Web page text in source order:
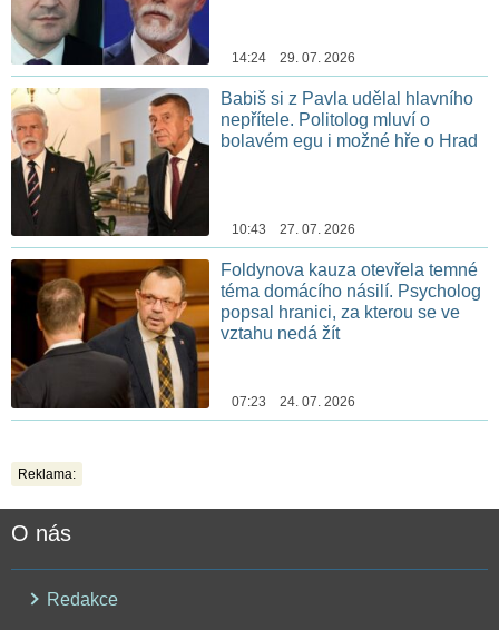
14:24 29. 07. 2026
Babiš si z Pavla udělal hlavního
nepřítele. Politolog mluví o
bolavém egu i možné hře o Hrad
10:43 27. 07. 2026
Foldynova kauza otevřela temné
téma domácího násilí. Psycholog
popsal hranici, za kterou se ve
vztahu nedá žít
07:23 24. 07. 2026
Reklama:
O nás
Redakce